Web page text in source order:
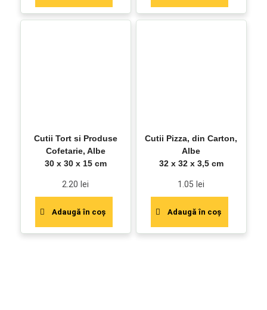
Cutii Tort si Produse
Cofetarie, Albe
30 x 30 x 15 cm
2.20 lei
Adaugă în coș
Cutii Pizza, din Carton,
Albe
32 x 32 x 3,5 cm
1.05 lei
Adaugă în coș